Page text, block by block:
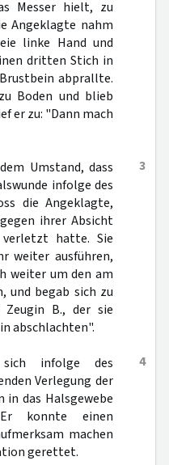
Messer hielt, zu
Angeklagte nahm
linke Hand und
dritten Stich in
abprallte.
Boden und blieb
er zu: "Dann mach
3
Umstand, dass
infolge des
die Angeklagte,
ihrer Absicht
hatte. Sie
weiter ausführen,
weiter um den am
und begab sich zu
B., der sie
abschlachten".
4
infolge des
Verlegung der
in das Halsgewebe
konnte einen
machen
gerettet.